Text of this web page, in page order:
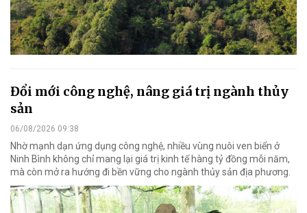
Đổi mới công nghệ, nâng giá trị ngành thủy
sản
06/08/2026 09:38
Nhờ mạnh dạn ứng dụng công nghệ, nhiều vùng nuôi ven biển ở
Ninh Bình không chỉ mang lại giá trị kinh tế hàng tỷ đồng mỗi năm,
mà còn mở ra hướng đi bền vững cho ngành thủy sản địa phương.